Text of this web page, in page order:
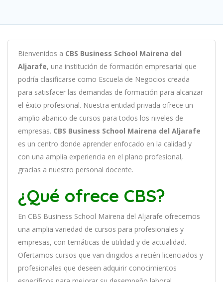
Bienvenidos a CBS Business School Mairena del
Aljarafe, una institución de formación empresarial que
podría clasificarse como Escuela de Negocios creada
para satisfacer las demandas de formación para alcanzar
el éxito profesional. Nuestra entidad privada ofrece un
amplio abanico de cursos para todos los niveles de
empresas. CBS Business School Mairena del Aljarafe
es un centro donde aprender enfocado en la calidad y
con una amplia experiencia en el plano profesional,
gracias a nuestro personal docente.
¿Qué ofrece CBS?
En CBS Business School Mairena del Aljarafe ofrecemos
una amplia variedad de cursos para profesionales y
empresas, con temáticas de utilidad y de actualidad.
Ofertamos cursos que van dirigidos a recién licenciados y
profesionales que deseen adquirir conocimientos